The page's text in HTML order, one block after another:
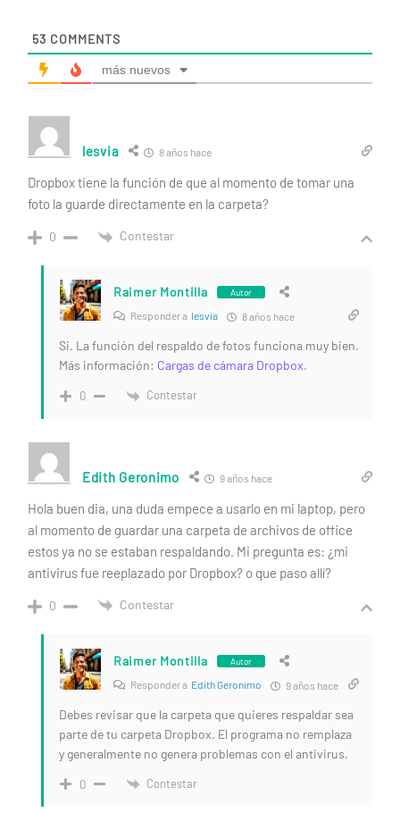
53 COMMENTS
más nuevos
lesvia 8 años hace
Dropbox tiene la función de que al momento de tomar una
foto la guarde directamente en la carpeta?
0 Contestar
Raimer Montilla Autor
Responder a lesvia 8 años hace
Si. La función del respaldo de fotos funciona muy bien.
Más información: Cargas de cámara Dropbox.
0 Contestar
Edith Geronimo 9 años hace
Hola buen dia, una duda empece a usarlo en mi laptop, pero
al momento de guardar una carpeta de archivos de office
estos ya no se estaban respaldando. Mi pregunta es: ¿mi
antivirus fue reeplazado por Dropbox? o que paso allí?
0 Contestar
Raimer Montilla Autor
Responder a Edith Geronimo 9 años hace
Debes revisar que la carpeta que quieres respaldar sea
parte de tu carpeta Dropbox. El programa no remplaza
y generalmente no genera problemas con el antivirus.
0 Contestar